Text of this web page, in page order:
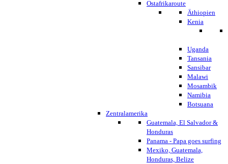
Ostafrikaroute
Äthiopien
Kenia
Uganda
Tansania
Sansibar
Malawi
Mosambik
Namibia
Botsuana
Zentralamerika
Guatemala, El Salvador &
Honduras
Panama - Papa goes surfing
Mexiko, Guatemala,
Honduras, Belize